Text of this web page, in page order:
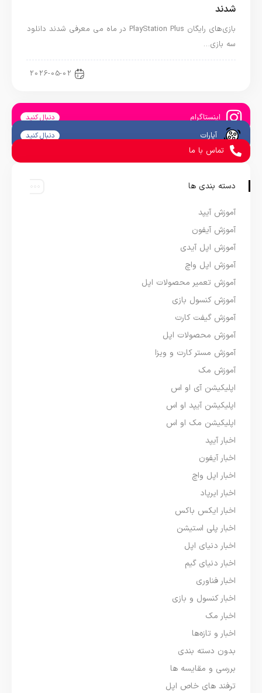
شدند
بازی‌های رایگان PlayStation Plus در ماه می معرفی شدند دانلود
سه بازی…
2026-05-02
اینستاگرام دنبال کنید
آپارات دنبال کنید
تماس با ما
دسته بندی ها
آموزش آیپد
آموزش آیفون
آموزش اپل آیدی
آموزش اپل واچ
آموزش تعمیر محصولات اپل
آموزش کنسول بازی
آموزش گیفت کارت
آموزش محصولات اپل
آموزش مستر کارت و ویزا
آموزش مک
اپلیکیشن آی او اس
اپلیکیشن آیپد او اس
اپلیکیشن مک او اس
اخبار آیپد
اخبار آیفون
اخبار اپل واچ
اخبار ایرپاد
اخبار ایکس باکس
اخبار پلی استیشن
اخبار دنیای اپل
اخبار دنیای گیم
اخبار فناوری
اخبار کنسول و بازی
اخبار مک
اخبار و تازه‌ها
بدون دسته بندی
بررسی و مقایسه ها
ترفند های خاص اپل